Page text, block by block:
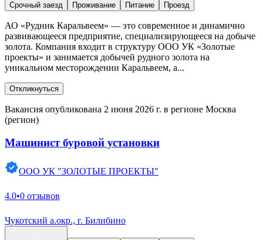
Срочный заезд Проживание Питание Проезд
АО «Рудник Каральвеем» — это современное и динамично
развивающееся предприятие, специализирующееся на добыче
золота. Компания входит в структуру ООО УК «Золотые
проекты» и занимается добычей рудного золота на
уникальном месторождении Каральвеем, а...
Откликнуться
Вакансия опубликована 2 июня 2026 г. в регионе Москва
(регион)
Машинист буровой установки
ООО УК "ЗОЛОТЫЕ ПРОЕКТЫ"
4.0•0 отзывов
Чукотский а.окр., г. Билибино